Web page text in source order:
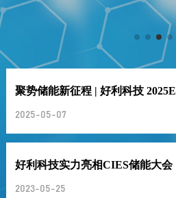
聚势储能新征程 | 好利科技
2025-05-07
好利科技实力亮相CIES储能大会
2023-05-25